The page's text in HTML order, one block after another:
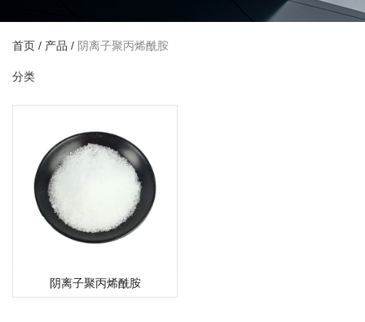
首页 / 产品 / 阴离子聚丙烯酰胺
分类
阴离子聚丙烯酰胺